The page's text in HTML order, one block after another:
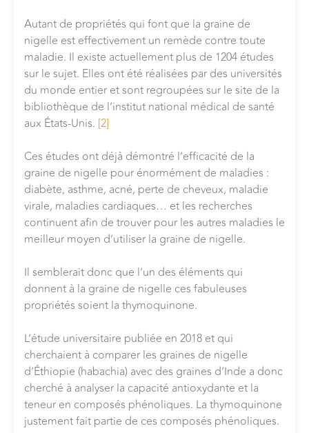
Autant de propriétés qui font que la graine de
nigelle est effectivement un remède contre toute
maladie. Il existe actuellement plus de 1204 études
sur le sujet. Elles ont été réalisées par des universités
du monde entier et sont regroupées sur le site de la
bibliothèque de l’institut national médical de santé
aux États-Unis. [2]
Ces études ont déjà démontré l’efficacité de la
graine de nigelle pour énormément de maladies :
diabète, asthme, acné, perte de cheveux, maladie
virale, maladies cardiaques… et les recherches
continuent afin de trouver pour les autres maladies le
meilleur moyen d’utiliser la graine de nigelle.
Il semblerait donc que l’un des éléments qui
donnent à la graine de nigelle ces fabuleuses
propriétés soient la thymoquinone.
L’étude universitaire publiée en 2018 et qui
cherchaient à comparer les graines de nigelle
d’Éthiopie (habachia) avec des graines d’Inde a donc
cherché à analyser la capacité antioxydante et la
teneur en composés phénoliques. La thymoquinone
justement fait partie de ces composés phénoliques.